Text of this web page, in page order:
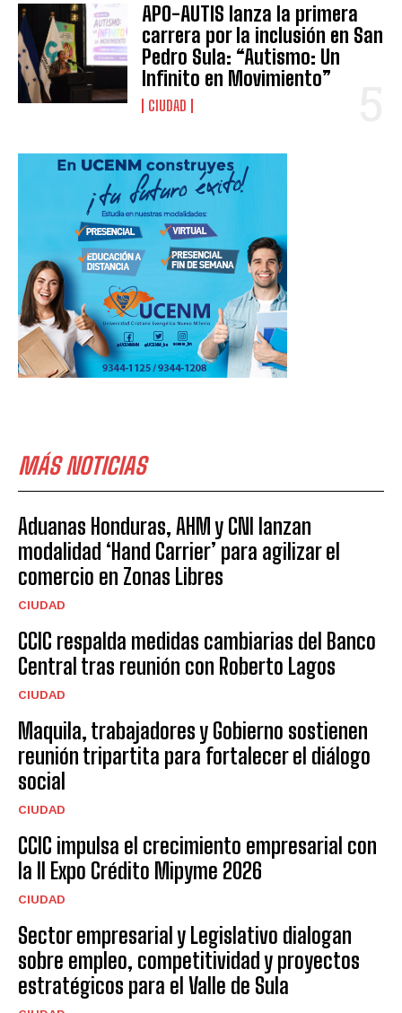
APO-AUTIS lanza la primera
carrera por la inclusión en San
Pedro Sula: “Autismo: Un
Infinito en Movimiento”
CIUDAD
MÁS NOTICIAS
Aduanas Honduras, AHM y CNI lanzan
modalidad ‘Hand Carrier’ para agilizar el
comercio en Zonas Libres
CIUDAD
CCIC respalda medidas cambiarias del Banco
Central tras reunión con Roberto Lagos
CIUDAD
Maquila, trabajadores y Gobierno sostienen
reunión tripartita para fortalecer el diálogo
social
CIUDAD
CCIC impulsa el crecimiento empresarial con
la II Expo Crédito Mipyme 2026
CIUDAD
Sector empresarial y Legislativo dialogan
sobre empleo, competitividad y proyectos
estratégicos para el Valle de Sula